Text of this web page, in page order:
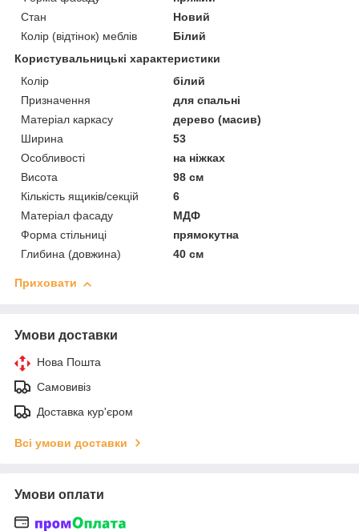
Стан
Новий
Колір (відтінок) меблів
Білий
Користувальницькі характеристики
Колір
білий
Призначення
для спальні
Матеріал каркасу
дерево (масив)
Ширина
53
Особливості
на ніжках
Висота
98 см
Кількість ящиків/секцій
6
Матеріал фасаду
МДФ
Форма стільниці
прямокутна
Глибина (довжина)
40 см
Приховати
Умови доставки
Нова Пошта
Самовивіз
Доставка кур'єром
Всі умови доставки
Умови оплати